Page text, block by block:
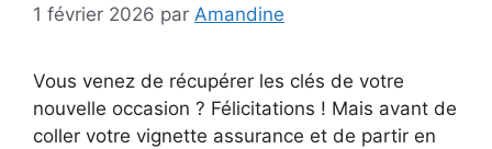
1 février 2026 par Amandine
Vous venez de récupérer les clés de votre
nouvelle occasion ? Félicitations ! Mais avant de
coller votre vignette assurance et de partir en